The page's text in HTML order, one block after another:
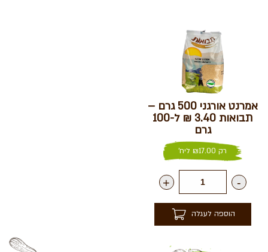
אמרנט אורגני 500 גרם –
תבואות 3.40 ₪ ל-100
גרם
רק ₪17.00 ליח'
-
+
הוספה לעגלה